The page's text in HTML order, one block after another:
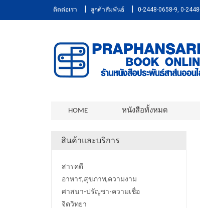
ติดต่อเรา | ลูกค้าสัมพันธ์ | 0-2448-0658-9, 0-
HOME หนังสือทั้งหมด
สินค้าและบริการ
สารคดี
อาหาร,สุขภาพ,ความงาม
ศาสนา-ปรัญชา-ความเชื่อ
จิตวิทยา